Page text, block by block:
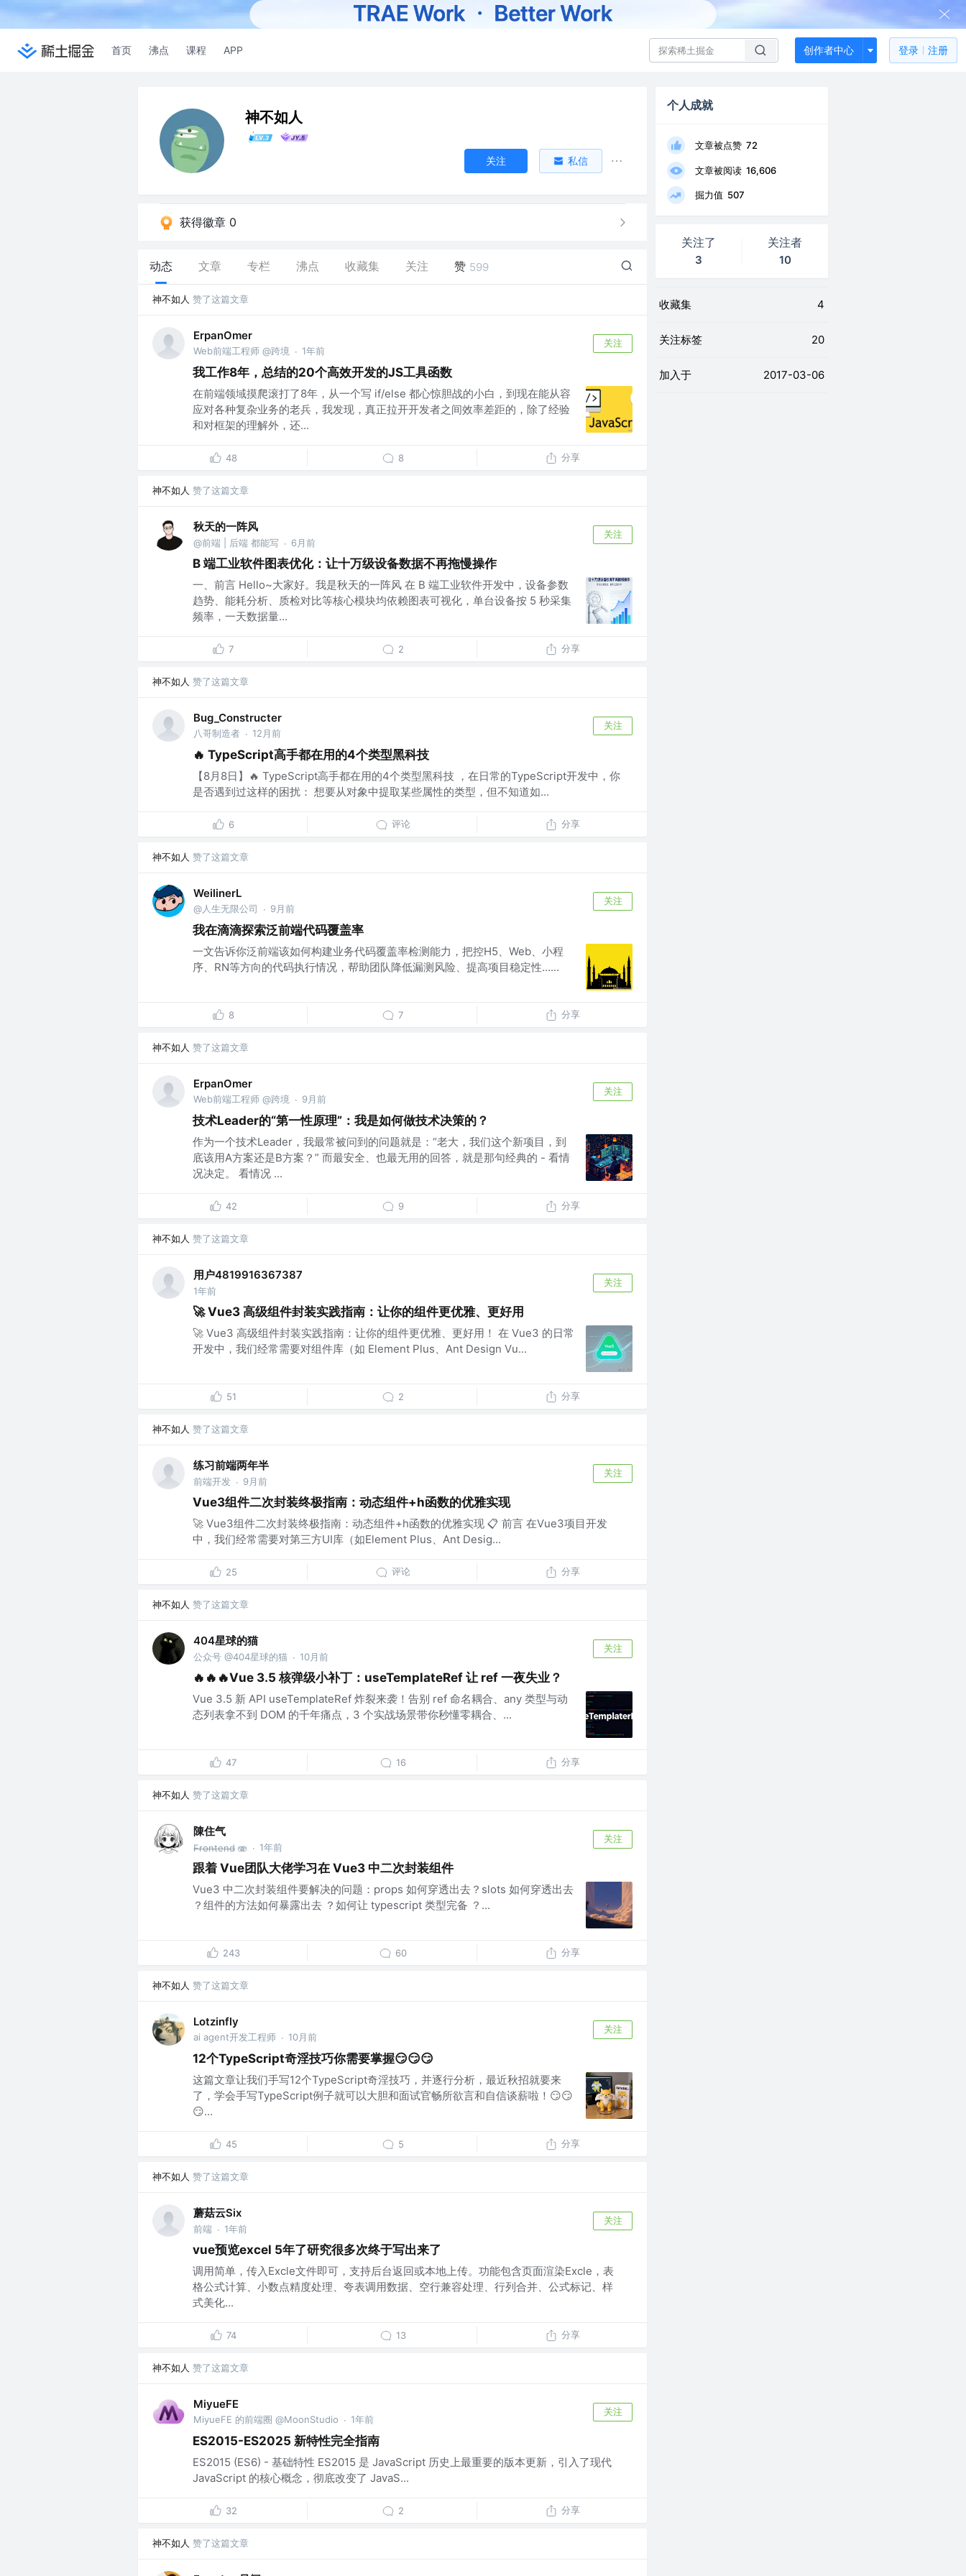
首页 沸点 课程 APP 创作者中心 登录 注册
神不如人
关注 私信
获得徽章 0
动态 文章 专栏 沸点 收藏集 关注 赞 599
神不如人 赞了这篇文章
ErpanOmer
Web前端工程师 @跨境 · 1年前
关注
我工作8年，总结的20个高效开发的JS工具函数
在前端领域摸爬滚打了8年，从一个写 if/else 都心惊胆战的小白，到现在能从容
应对各种复杂业务的老兵，我发现，真正拉开开发者之间效率差距的，除了经验
和对框架的理解外，还...
48 8 分享
神不如人 赞了这篇文章
秋天的一阵风
@前端 | 后端 都能写 · 6月前
关注
B 端工业软件图表优化：让十万级设备数据不再拖慢操作
一、前言 Hello~大家好。我是秋天的一阵风 在 B 端工业软件开发中，设备参数
趋势、能耗分析、质检对比等核心模块均依赖图表可视化，单台设备按 5 秒采集
频率，一天数据量...
7 2 分享
神不如人 赞了这篇文章
Bug_Constructer
八哥制造者 · 12月前
关注
🔥 TypeScript高手都在用的4个类型黑科技
【8月8日】🔥 TypeScript高手都在用的4个类型黑科技 ，在日常的TypeScript开发中，你
是否遇到过这样的困扰： 想要从对象中提取某些属性的类型，但不知道如...
6 评论 分享
神不如人 赞了这篇文章
WeilinerL
@人生无限公司 · 9月前
关注
我在滴滴探索泛前端代码覆盖率
一文告诉你泛前端该如何构建业务代码覆盖率检测能力，把控H5、Web、小程
序、RN等方向的代码执行情况，帮助团队降低漏测风险、提高项目稳定性......
8 7 分享
神不如人 赞了这篇文章
ErpanOmer
Web前端工程师 @跨境 · 9月前
关注
技术Leader的“第一性原理”：我是如何做技术决策的？
作为一个技术Leader，我最常被问到的问题就是：“老大，我们这个新项目，到
底该用A方案还是B方案？” 而最安全、也最无用的回答，就是那句经典的 - 看情
况决定。 看情况 ...
42 9 分享
神不如人 赞了这篇文章
用户4819916367387
1年前
关注
🚀 Vue3 高级组件封装实践指南：让你的组件更优雅、更好用
🚀 Vue3 高级组件封装实践指南：让你的组件更优雅、更好用！ 在 Vue3 的日常
开发中，我们经常需要对组件库（如 Element Plus、Ant Design Vu...
51 2 分享
神不如人 赞了这篇文章
练习前端两年半
前端开发 · 9月前
关注
Vue3组件二次封装终极指南：动态组件+h函数的优雅实现
🚀 Vue3组件二次封装终极指南：动态组件+h函数的优雅实现 📋 前言 在Vue3项目开发
中，我们经常需要对第三方UI库（如Element Plus、Ant Desig...
25 评论 分享
神不如人 赞了这篇文章
404星球的猫
公众号 @404星球的猫 · 10月前
关注
🔥🔥🔥Vue 3.5 核弹级小补丁：useTemplateRef 让 ref 一夜失业？
Vue 3.5 新 API useTemplateRef 炸裂来袭！告别 ref 命名耦合、any 类型与动
态列表拿不到 DOM 的千年痛点，3 个实战场景带你秒懂零耦合、...
47 16 分享
神不如人 赞了这篇文章
陳住气
F̶r̶o̶n̶t̶e̶n̶d̶ 🫨 · 1年前
关注
跟着 Vue团队大佬学习在 Vue3 中二次封装组件
Vue3 中二次封装组件要解决的问题：props 如何穿透出去？slots 如何穿透出去
？组件的方法如何暴露出去 ？如何让 typescript 类型完备 ？...
243 60 分享
神不如人 赞了这篇文章
Lotzinfly
ai agent开发工程师 · 10月前
关注
12个TypeScript奇淫技巧你需要掌握😏😏😏
这篇文章让我们手写12个TypeScript奇淫技巧，并逐行分析，最近秋招就要来
了，学会手写TypeScript例子就可以大胆和面试官畅所欲言和自信谈薪啦！😏😏
😏...
45 5 分享
神不如人 赞了这篇文章
蘑菇云Six
前端 · 1年前
关注
vue预览excel 5年了研究很多次终于写出来了
调用简单，传入Excle文件即可，支持后台返回或本地上传。功能包含页面渲染Excle，表
格公式计算、小数点精度处理、夸表调用数据、空行兼容处理、行列合并、公式标记、样
式美化...
74 13 分享
神不如人 赞了这篇文章
MiyueFE
MiyueFE 的前端圈 @MoonStudio · 1年前
关注
ES2015-ES2025 新特性完全指南
ES2015 (ES6) - 基础特性 ES2015 是 JavaScript 历史上最重要的版本更新，引入了现代
JavaScript 的核心概念，彻底改变了 JavaS...
32 2 分享
神不如人 赞了这篇文章
个人成就
文章被点赞 72
文章被阅读 16,606
掘力值 507
关注了
3
关注者
10
收藏集 4
关注标签 20
加入于 2017-03-06